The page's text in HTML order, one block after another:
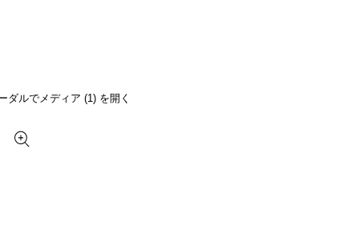
ダルでメディア (1) を開く